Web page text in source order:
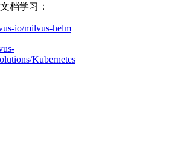
档学习：
io/milvus-helm
Kubernetes